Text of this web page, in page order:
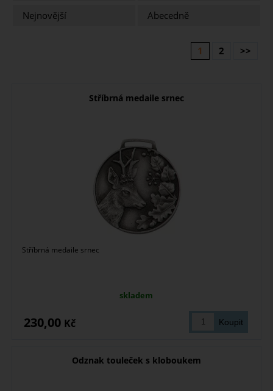
Nejnovější
Abecedně
1 2 >>
Stříbrná medaile srnec
Stříbrná medaile srnec
skladem
230,00 Kč
Odznak touleček s kloboukem